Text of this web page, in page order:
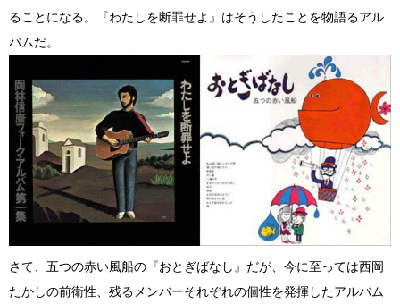
ることになる。『わたしを断罪せよ』はそうしたことを物語るアル
バムだ。
さて、五つの赤い風船の『おとぎばなし』だが、今に至っては西岡
たかしの前衛性、残るメンバーそれぞれの個性を発揮したアルバム